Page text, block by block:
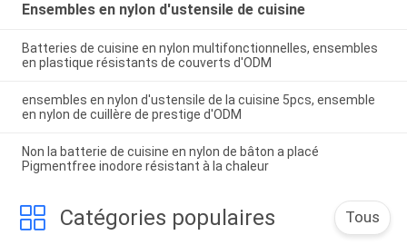
Ensembles en nylon d'ustensile de cuisine
Batteries de cuisine en nylon multifonctionnelles, ensembles
en plastique résistants de couverts d'ODM
ensembles en nylon d'ustensile de la cuisine 5pcs, ensemble
en nylon de cuillère de prestige d'ODM
Non la batterie de cuisine en nylon de bâton a placé
Pigmentfree inodore résistant à la chaleur
Catégories populaires Tous